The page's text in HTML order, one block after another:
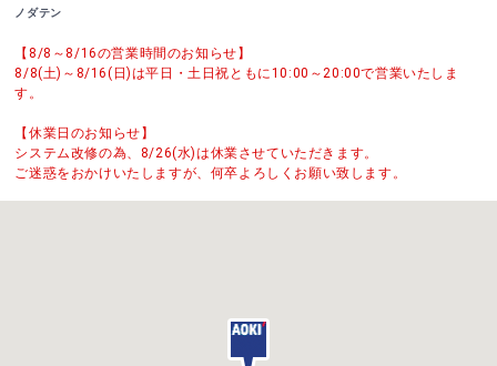
ノダテン
【8/8～8/16の営業時間のお知らせ】
8/8(土)～8/16(日)は平日・土日祝ともに10:00～20:00で営業いたしま
す。
【休業日のお知らせ】
システム改修の為、8/26(水)は休業させていただきます。
ご迷惑をおかけいたしますが、何卒よろしくお願い致します。